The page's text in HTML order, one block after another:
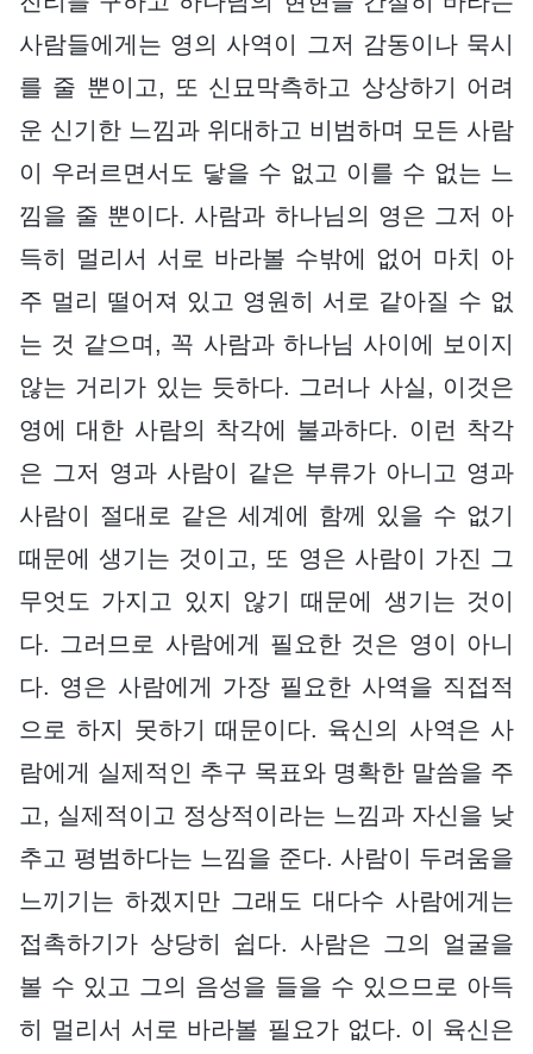
사람들에게는 영의 사역이 그저 감동이나 묵시
를 줄 뿐이고, 또 신묘막측하고 상상하기 어려
운 신기한 느낌과 위대하고 비범하며 모든 사람
이 우러르면서도 닿을 수 없고 이를 수 없는 느
낌을 줄 뿐이다. 사람과 하나님의 영은 그저 아
득히 멀리서 서로 바라볼 수밖에 없어 마치 아
주 멀리 떨어져 있고 영원히 서로 같아질 수 없
는 것 같으며, 꼭 사람과 하나님 사이에 보이지
않는 거리가 있는 듯하다. 그러나 사실, 이것은
영에 대한 사람의 착각에 불과하다. 이런 착각
은 그저 영과 사람이 같은 부류가 아니고 영과
사람이 절대로 같은 세계에 함께 있을 수 없기
때문에 생기는 것이고, 또 영은 사람이 가진 그
무엇도 가지고 있지 않기 때문에 생기는 것이
다. 그러므로 사람에게 필요한 것은 영이 아니
다. 영은 사람에게 가장 필요한 사역을 직접적
으로 하지 못하기 때문이다. 육신의 사역은 사
람에게 실제적인 추구 목표와 명확한 말씀을 주
고, 실제적이고 정상적이라는 느낌과 자신을 낮
추고 평범하다는 느낌을 준다. 사람이 두려움을
느끼기는 하겠지만 그래도 대다수 사람에게는
접촉하기가 상당히 쉽다. 사람은 그의 얼굴을
볼 수 있고 그의 음성을 들을 수 있으므로 아득
히 멀리서 서로 바라볼 필요가 없다. 이 육신은